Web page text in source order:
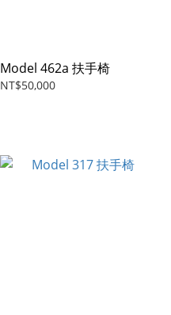
Model 462a 扶手椅
NT$50,000